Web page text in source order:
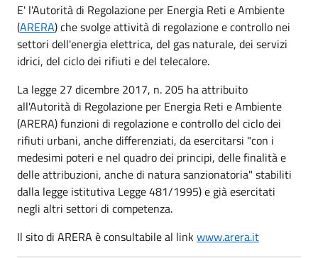
E' l'Autorità di Regolazione per Energia Reti e Ambiente
(ARERA) che svolge attività di regolazione e controllo nei
settori dell'energia elettrica, del gas naturale, dei servizi
idrici, del ciclo dei rifiuti e del telecalore.
La legge 27 dicembre 2017, n. 205 ha attribuito
all'Autorità di Regolazione per Energia Reti e Ambiente
(ARERA) funzioni di regolazione e controllo del ciclo dei
rifiuti urbani, anche differenziati, da esercitarsi "con i
medesimi poteri e nel quadro dei principi, delle finalità e
delle attribuzioni, anche di natura sanzionatoria" stabiliti
dalla legge istitutiva Legge 481/1995) e già esercitati
negli altri settori di competenza.
Il sito di ARERA è consultabile al linkwww.arera.it